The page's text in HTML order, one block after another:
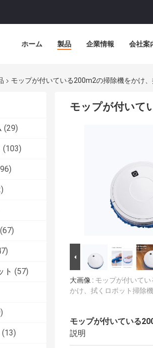
ホーム 製品 企業情報 会社案
モップが付いている200m2の掃除機をかけ
(29)
(103)
(67)
ト (57)
(13)
モップが付いて
大画像 : モップが付いて
かけ、拭くロボット掃除機
モップが付いている
説明